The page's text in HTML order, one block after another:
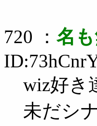
720 ： 名
wiz好き
未だシ